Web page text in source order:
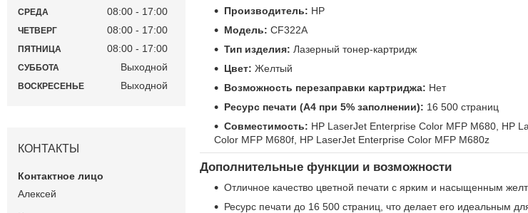
Производитель: HP
Модель: CF322A
Тип изделия: Лазерный тонер-картридж
Цвет: Желтый
Возможность перезаправки картриджа: Нет
Ресурс печати (А4 при 5% заполнении): 16 500 страниц
Совместимость: HP LaserJet Enterprise Color MFP M680, HP
Color MFP M680f, HP LaserJet Enterprise Color MFP M680z
Дополнительные функции и возможности
Отличное качество цветной печати с ярким и насыщенным
Ресурс печати до 16 500 страниц, что делает его идеальным
СРЕДА 08:00 17:00
ЧЕТВЕРГ 08:00 17:00
ПЯТНИЦА 08:00 17:00
СУББОТА Выходной
ВОСКРЕСЕНЬЕ Выходной
КОНТАКТЫ
Алексей